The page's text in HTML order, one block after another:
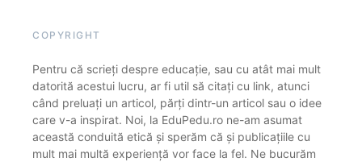
COPYRIGHT
Pentru că scrieți despre educație, sau cu atât mai mult
datorită acestui lucru, ar fi util să citați cu link, atunci
când preluați un articol, părți dintr-un articol sau o idee
care v-a inspirat. Noi, la EduPedu.ro ne-am asumat
această conduită etică și sperăm că și publicațiile cu
mult mai multă experiență vor face la fel. Ne bucurăm